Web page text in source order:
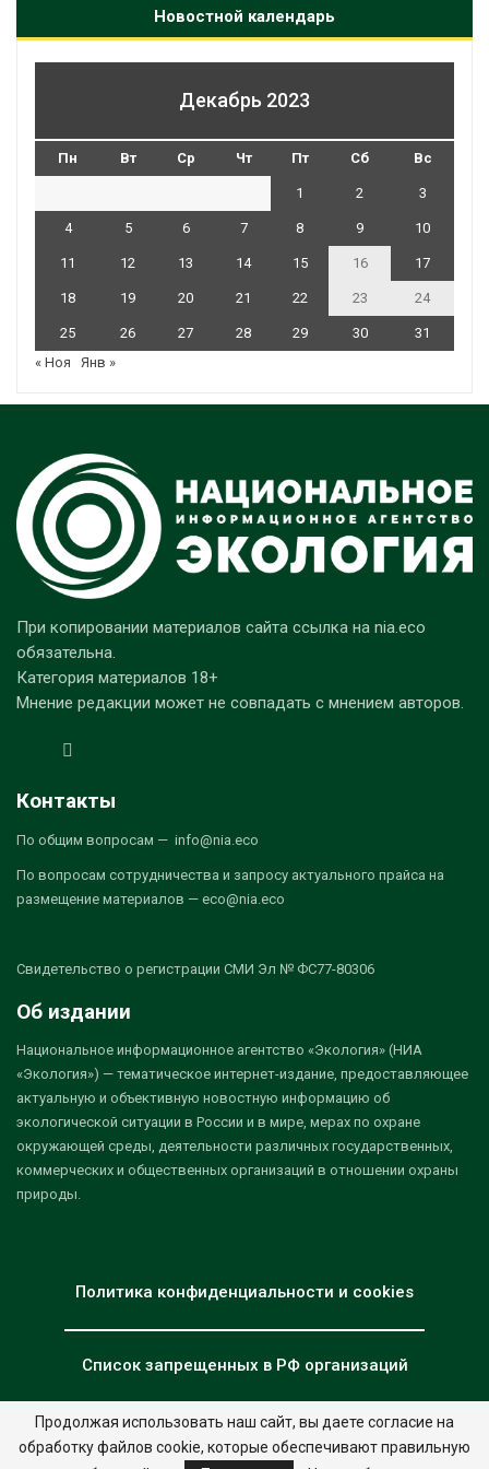
Новостной календарь
Декабрь 2023
Пн Вт Ср Чт Пт Сб Вс
1 2 3
4 5 6 7 8 9 10
11 12 13 14 15 16 17
18 19 20 21 22 23 24
25 26 27 28 29 30
31
« Ноя
Янв »
При копировании материалов сайта ссылка на nia.eco
обязательна.
Категория материалов 18+
Мнение редакции может не совпадать с мнением авторов.
Контакты
По общим вопросам — info@nia.eco
По вопросам сотрудничества и запросу актуального прайса на
размещение материалов — eco@nia.eco
Свидетельство о регистрации СМИ Эл № ФС77-80306
Об издании
Национальное информационное агентство «Экология» (НИА
«Экология») — тематическое интернет-издание, предоставляющее
актуальную и объективную новостную информацию об
экологической ситуации в России и в мире, мерах по охране
окружающей среды, деятельности различных государственных,
коммерческих и общественных организаций в отношении охраны
природы.
Политика конфиденциальности и cookies
Список запрещенных в РФ организаций
© 2026 - НИА "Экология". Все права защищены. Дизайн:nia.eco
Продолжая использовать наш сайт, вы даете согласие на
обработку файлов cookie, которые обеспечивают правильную